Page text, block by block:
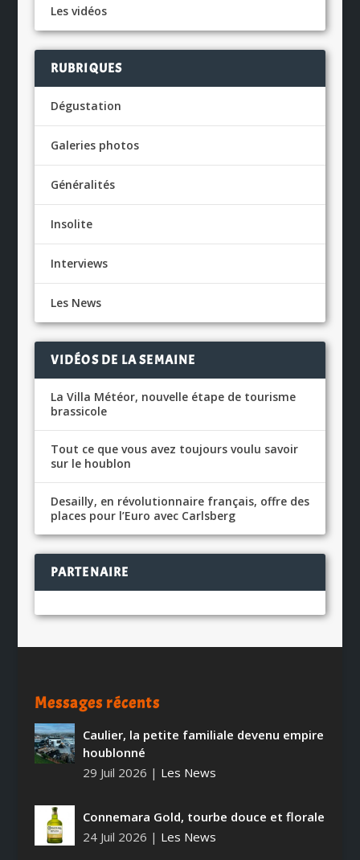
Les vidéos
RUBRIQUES
Dégustation
Galeries photos
Généralités
Insolite
Interviews
Les News
VIDÉOS DE LA SEMAINE
La Villa Météor, nouvelle étape de tourisme
brassicole
Tout ce que vous avez toujours voulu savoir
sur le houblon
Desailly, en révolutionnaire français, offre des
places pour l’Euro avec Carlsberg
PARTENAIRE
Messages récents
Caulier, la petite familiale devenu empire
houblonné
29 Juil 2026 | Les News
Connemara Gold, tourbe douce et florale
24 Juil 2026 | Les News